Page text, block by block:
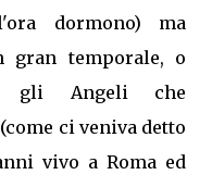
dormono) ma
gran temporale, o
gli Angeli che
ci veniva detto
vivo a Roma ed